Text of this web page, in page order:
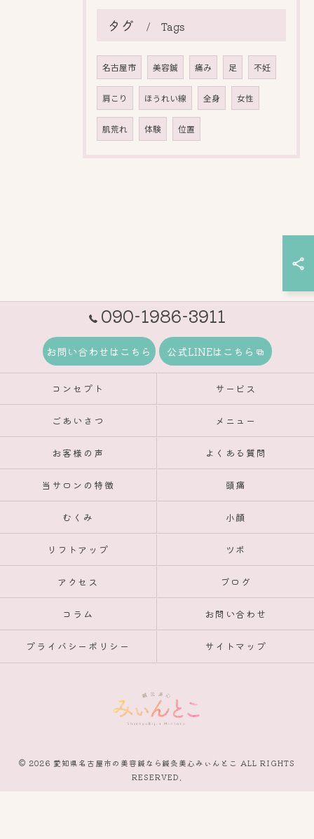
タグ Tags
名古屋市 美容鍼 痛み 足 不妊
肩こり ほうれい線 全身 女性
肌荒れ 体験 位置
090-1986-3911
お問い合わせはこちら 公式LINEはこちら
コンセプト サービス
ごあいさつ メニュー
お客様の声 よくある質問
当サロンの特徴 頭痛
むくみ 小顔
リフトアップ ツボ
アクセス ブログ
コラム お問い合わせ
プライバシーポリシー サイトマップ
© 2026 愛知県名古屋市の美容鍼なら鍼灸美心みぃんとこ ALL RIGHTS
RESERVED.